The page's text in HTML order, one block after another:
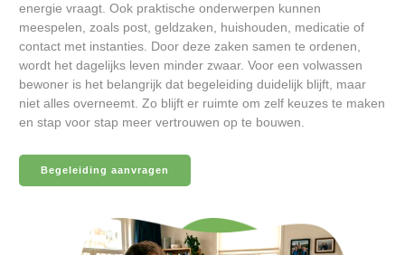
energie vraagt. Ook praktische onderwerpen kunnen
meespelen, zoals post, geldzaken, huishouden, medicatie of
contact met instanties. Door deze zaken samen te ordenen,
wordt het dagelijks leven minder zwaar. Voor een volwassen
bewoner is het belangrijk dat begeleiding duidelijk blijft, maar
niet alles overneemt. Zo blijft er ruimte om zelf keuzes te maken
en stap voor stap meer vertrouwen op te bouwen.
Begeleiding aanvragen